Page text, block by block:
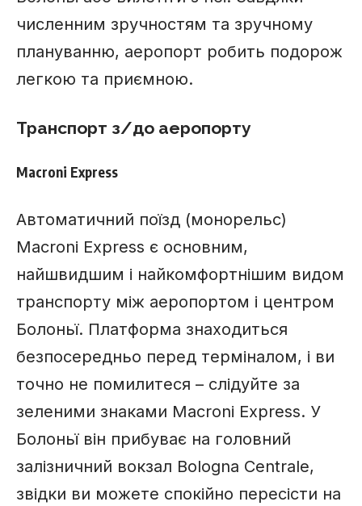
численним зручностям та зручному
плануванню, аеропорт робить подорож
легкою та приємною.
Транспорт з/до аеропорту
Macroni Express
Автоматичний поїзд (монорельс)
Macroni Express є основним,
найшвидшим і найкомфортнішим видом
транспорту між аеропортом і центром
Болоньї. Платформа знаходиться
безпосередньо перед терміналом, і ви
точно не помилитеся – слідуйте за
зеленими знаками Macroni Express. У
Болоньї він прибуває на головний
залізничний вокзал Bologna Centrale,
звідки ви можете спокійно пересісти на